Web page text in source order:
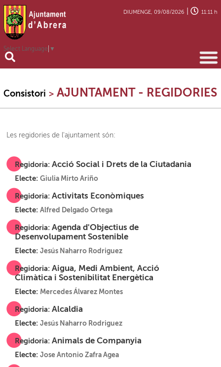
Select Language ▼
DIUMENGE, 09/08/2026 11:11 h
Consistori >AJUNTAMENT - REGIDORIES
Les regidories de l'ajuntament són:
Regidoria:Acció Social i Drets de la Ciutadania
Electe:Giulia Mirto Ariño
Regidoria:Activitats Econòmiques
Electe:Alfred Delgado Ortega
Regidoria:Agenda d'Objectius de
Desenvolupament Sostenible
Electe:Jesús Naharro Rodriguez
Regidoria:Aigua, Medi Ambient, Acció
Climàtica i Sostenibilitat Energètica
Electe: Mercedes Álvarez Montes
Regidoria:Alcaldia
Electe:Jesús Naharro Rodriguez
Regidoria:Animals de Companyia
Electe:Jose Antonio Zafra Agea